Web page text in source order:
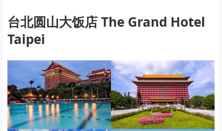
台北圆山大饭店 The Grand Hotel
Taipei